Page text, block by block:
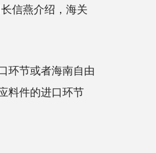
信燕介绍，海关
环节或者海南自由
料件的进口环节